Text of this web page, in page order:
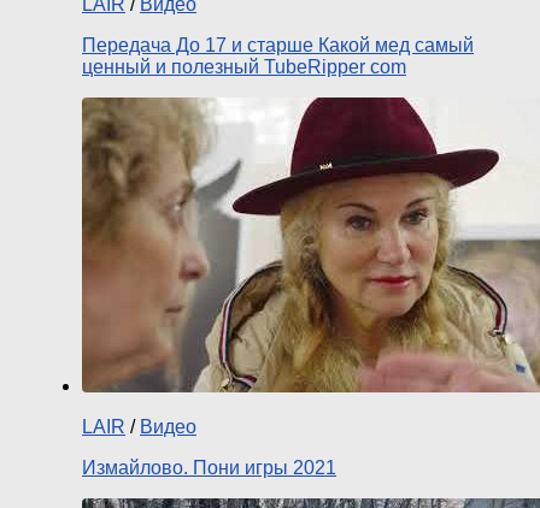
LAIR / Видео
Передача До 17 и старше Какой мед самый
ценный и полезный TubeRipper com
LAIR / Видео
Измайлово. Пони игры 2021